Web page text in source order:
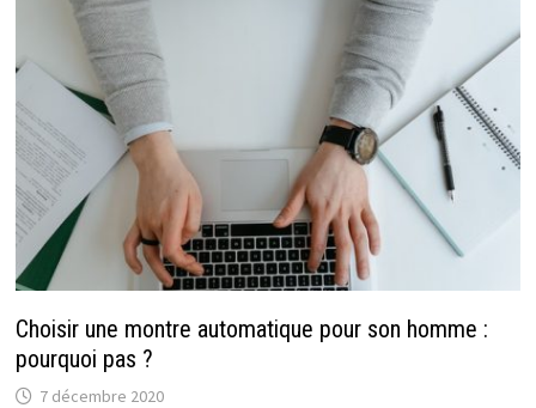
Choisir une montre automatique pour son homme :
pourquoi pas ?
7 décembre 2020